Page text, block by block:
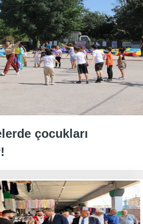
çocukları